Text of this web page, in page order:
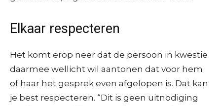
Elkaar respecteren
Het komt erop neer dat de persoon in kwestie
daarmee wellicht wil aantonen dat voor hem
of haar het gesprek even afgelopen is. Dat kan
je best respecteren. “Dit is geen uitnodiging